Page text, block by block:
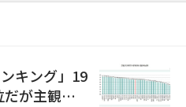
キング」19
が主観的